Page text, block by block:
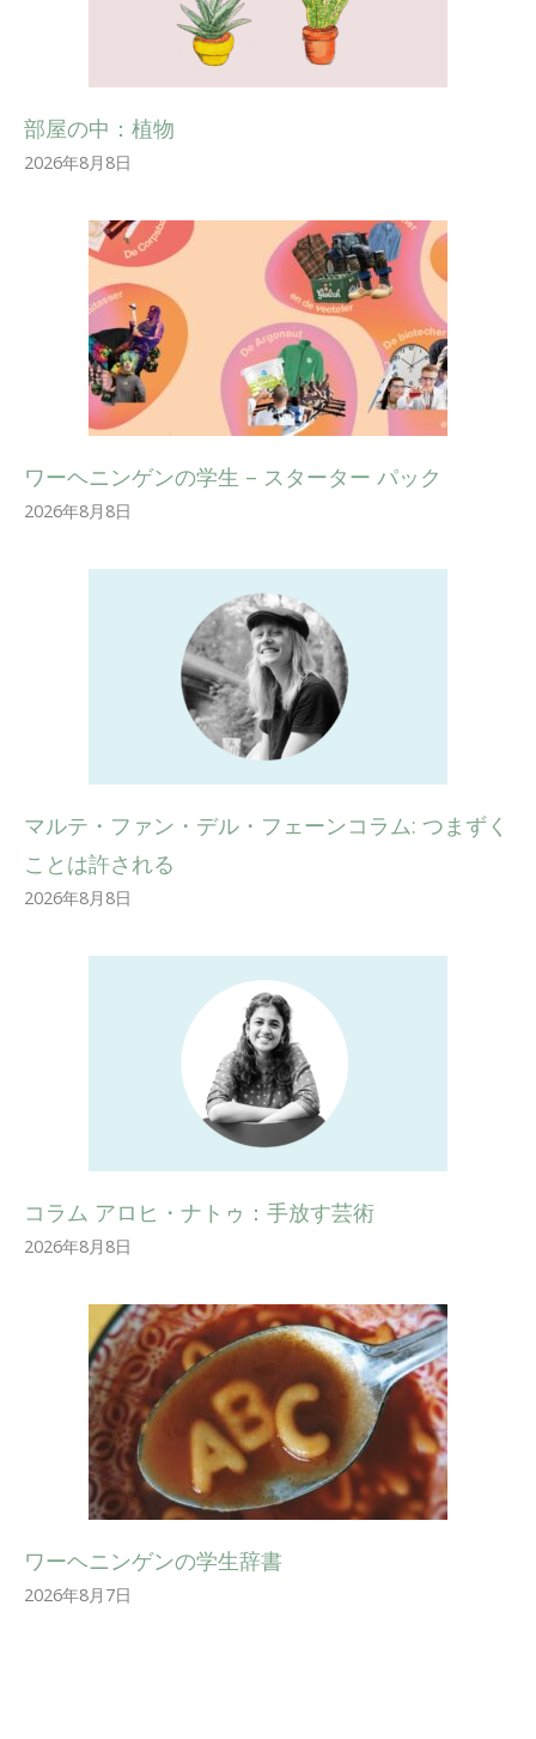
部屋の中：植物
2026年8月8日
ワーヘニンゲンの学生 – スターター パック
2026年8月8日
マルテ・ファン・デル・フェーンコラム: つまずく
ことは許される
2026年8月8日
コラム アロヒ・ナトゥ：手放す芸術
2026年8月8日
ワーヘニンゲンの学生辞書
2026年8月7日